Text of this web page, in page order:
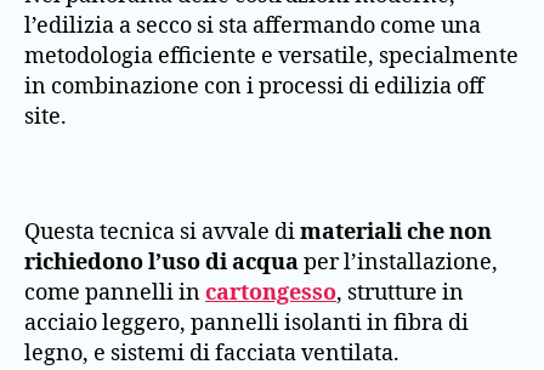
l’edilizia a secco si sta affermando come una
metodologia efficiente e versatile, specialmente
in combinazione con i processi di edilizia off
site.
Questa tecnica si avvale dimateriali che non
richiedono l’uso di acquaper l’installazione,
come pannelli incartongesso, strutture in
acciaio leggero, pannelli isolanti in fibra di
legno, e sistemi di facciata ventilata.